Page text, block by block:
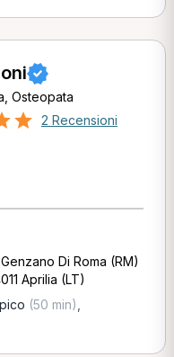
Osteopata
2 Recensioni
Di Roma (RM)
Aprilia (LT)
(50 min)